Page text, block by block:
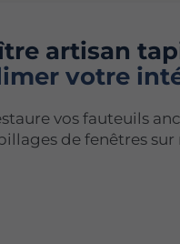
artisan
votre
vos fauteuils
de fenêtres sur